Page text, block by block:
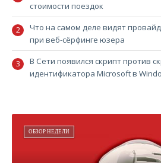
стоимости поездок
Что на самом деле видят
при веб-сёрфинге юзера
В Сети появился скрипт против
идентификатора Microsoft в
ОБЗОР НЕДЕЛИ